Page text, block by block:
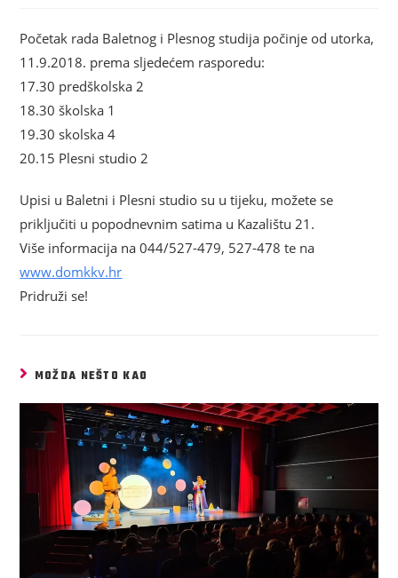
Početak rada Baletnog i Plesnog studija počinje od utorka,
11.9.2018. prema sljedećem rasporedu:
17.30 predškolska 2
18.30 školska 1
19.30 skolska 4
20.15 Plesni studio 2
Upisi u Baletni i Plesni studio su u tijeku, možete se
priključiti u popodnevnim satima u Kazalištu 21.
Više informacija na 044/527-479, 527-478 te na
www.domkkv.hr
Pridruži se!
MOŽDA NEŠTO KAO